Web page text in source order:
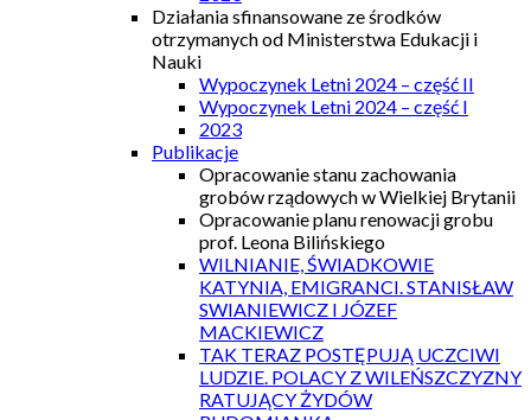
Działania sfinansowane ze środków
otrzymanych od Ministerstwa Edukacji i
Nauki
Wypoczynek Letni 2024 – część II
Wypoczynek Letni 2024 – część I
2023
Publikacje
Opracowanie stanu zachowania
grobów rządowych w Wielkiej Brytanii
Opracowanie planu renowacji grobu
prof. Leona Bilińskiego
WILNIANIE, ŚWIADKOWIE
KATYNIA, EMIGRANCI. STANISŁAW
SWIANIEWICZ I JÓZEF
MACKIEWICZ
TAK TERAZ POSTĘPUJĄ UCZCIWI
LUDZIE. POLACY Z WILEŃSZCZYZNY
RATUJĄCY ŻYDÓW